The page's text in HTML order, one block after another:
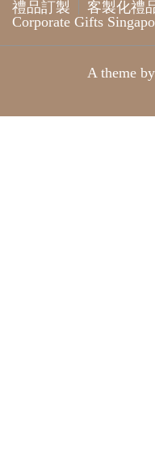
禮品訂製
客製化禮
Corporate Gifts
A theme